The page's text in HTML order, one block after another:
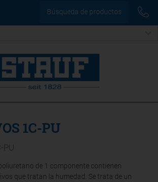
Búsqueda de productos
1C-PU
PU
de 1 componente contienen
que tratan la humedad. Se trata de un